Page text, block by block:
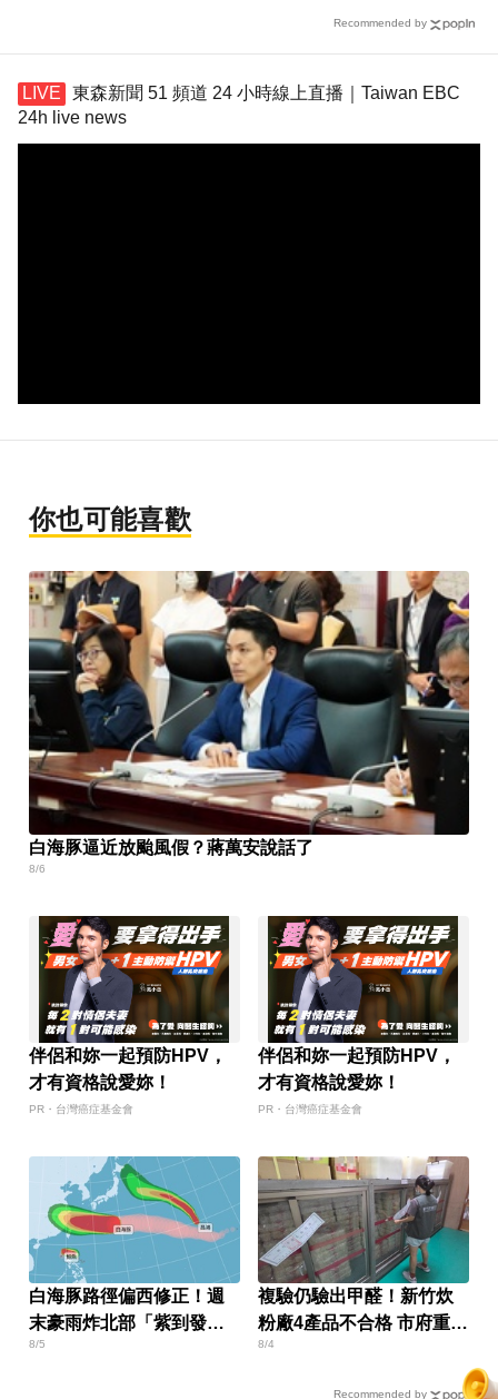
Recommended by
東森新聞 51 頻道 24 小時線上直播｜Taiwan EBC
24h live news
你也可能喜歡
白海豚逼近放颱風假？蔣萬安說話了
8/6
伴侶和妳一起預防HPV，
才有資格說愛妳！
PR・台灣癌症基金會
伴侶和妳一起預防HPV，
才有資格說愛妳！
PR・台灣癌症基金會
白海豚路徑偏西修正！週
末豪雨炸北部「紫到發
白」
8/5
複驗仍驗出甲醛！新竹炊
粉廠4產品不合格 市府重罰
384萬元
8/4
Recommended by